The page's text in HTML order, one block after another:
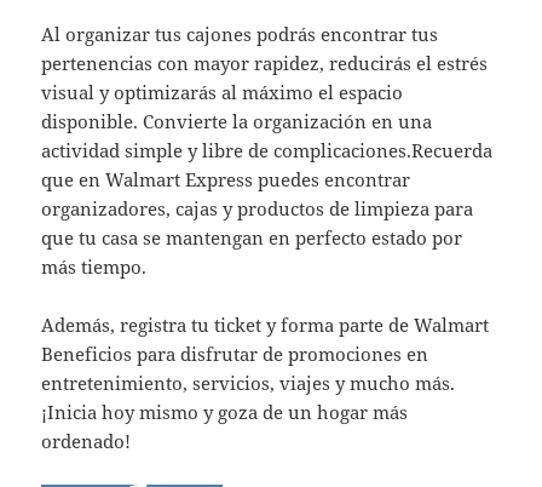
Al organizar tus cajones podrás encontrar tus
pertenencias con mayor rapidez, reducirás el estrés
visual y optimizarás al máximo el espacio
disponible. Convierte la organización en una
actividad simple y libre de complicaciones.Recuerda
que en Walmart Express puedes encontrar
organizadores, cajas y productos de limpieza para
que tu casa se mantengan en perfecto estado por
más tiempo.
Además, registra tu ticket y forma parte de Walmart
Beneficios para disfrutar de promociones en
entretenimiento, servicios, viajes y mucho más.
¡Inicia hoy mismo y goza de un hogar más
ordenado!